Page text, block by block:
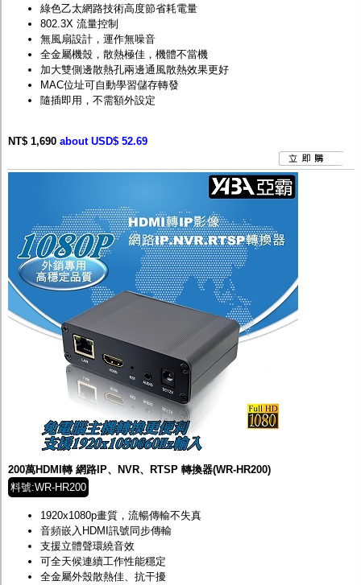
綠色乙太網路技術高度節省耗電量
802.3X 流量控制
無風扇設計，運作無噪音
全金屬機殼，散熱極佳，機體不當機
加大雙側邊散熱孔兩邊通風散熱效果更好
MAC位址可自動學習儲存轉發
隨插即用，不需額外設定
NT$ 1,690 about USD$ 52.69
200萬HDMI轉 網路IP、NVR、RTSP 轉換器(WR-HR200)
料號:WR-HR200
1920x1080p畫質，流暢傳輸不失真
音頻嵌入HDMI訊號同步傳輸
支援立體聲環繞音效
可全天候連續工作性能穩定
全金屬外殼散熱佳、抗干擾